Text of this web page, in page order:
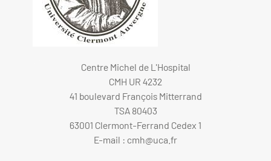
Centre Michel de L'Hospital
CMH UR 4232
41 boulevard François Mitterrand
TSA 80403
63001 Clermont-Ferrand Cedex 1
E-mail : cmh@uca.fr